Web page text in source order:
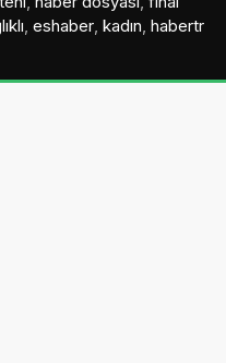
, eshaber, kadın, habertr